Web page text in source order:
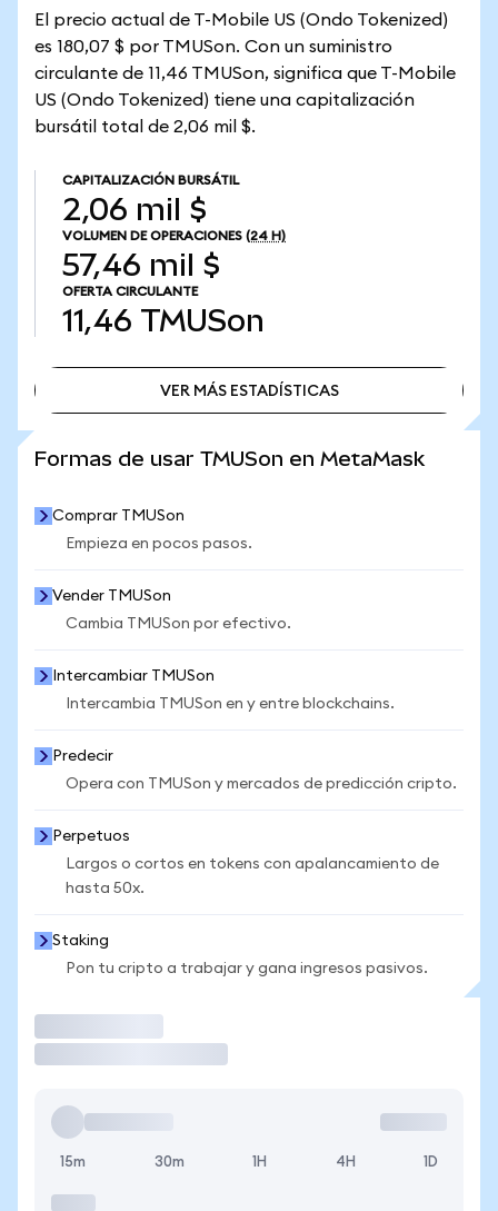
El precio actual de T-Mobile US (Ondo Tokenized)
es 180,07 $ por TMUSon. Con un suministro
circulante de 11,46 TMUSon, significa que T-Mobile
US (Ondo Tokenized) tiene una capitalización
bursátil total de 2,06 mil $.
CAPITALIZACIÓN BURSÁTIL
2,06 mil $
VOLUMEN DE OPERACIONES (24 H)
57,46 mil $
OFERTA CIRCULANTE
11,46 TMUSon
VER MÁS ESTADÍSTICAS
Formas de usar TMUSon en MetaMask
Comprar TMUSon
Empieza en pocos pasos.
Vender TMUSon
Cambia TMUSon por efectivo.
Intercambiar TMUSon
Intercambia TMUSon en y entre blockchains.
Predecir
Opera con TMUSon y mercados de predicción cripto.
Perpetuos
Largos o cortos en tokens con apalancamiento de
hasta 50x.
Staking
Pon tu cripto a trabajar y gana ingresos pasivos.
15m 30m 1H 4H 1D